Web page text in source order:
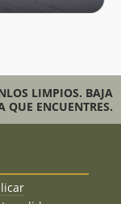
LIMPIOS. BAJA
QUE ENCUENTRES.